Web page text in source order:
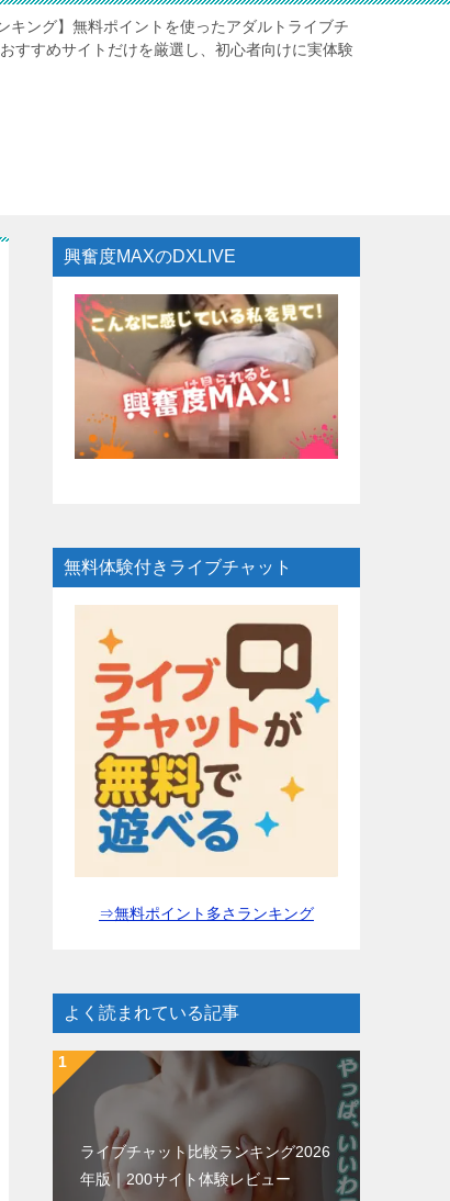
キング】無料ポイントを使ったアダルトライブチ
すすめサイトだけを厳選し、初心者向けに実体験
興奮度MAXのDXLIVE
無料体験付きライブチャット
⇒無料ポイント多さランキング
よく読まれている記事
ライブチャット比較ランキング2026
年版｜200サイト体験レビュー